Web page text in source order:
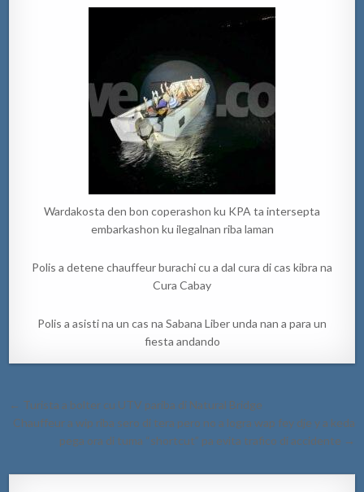
Wardakosta den bon coperashon ku KPA ta intersepta
embarkashon ku ilegalnan riba laman
Polis a detene chauffeur burachi cu a dal cura di cas kibra na
Cura Cabay
Polis a asisti na un cas na Sabana Liber unda nan a para un
fiesta andando
Post
navigation
← Turista a bolter cu UTV pariba di Natural Bridge
Chauffeur a wip riba sero di tera pero no a logra wap fey dje y a keda
pega ora di tuma “shortcut” pa evita trafico di accidente →